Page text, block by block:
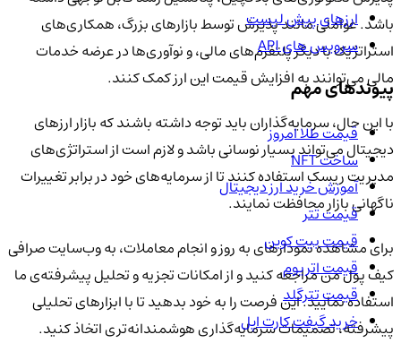
باشد. عواملی مانند پذیرش توسط بازارهای بزرگ، همکاری‌های
استراتژیک با دیگر پلتفرم‌های مالی، و نوآوری‌ها در عرضه خدمات
مالی می‌توانند به افزایش قیمت این ارز کمک کنند.
با این حال، سرمایه‌گذاران باید توجه داشته باشند که بازار ارزهای
دیجیتال می‌تواند بسیار نوسانی باشد و لازم است از استراتژی‌های
مدیریت ریسک استفاده کنند تا از سرمایه‌های خود در برابر تغییرات
ناگهانی بازار محافظت نمایند.
برای مشاهده نمودارهای به روز و انجام معاملات، به وب‌سایت صرافی
کیف پول من مراجعه کنید و از امکانات تجزیه و تحلیل پیشرفته‌ی ما
استفاده نمایید. این فرصت را به خود بدهید تا با ابزارهای تحلیلی
پیشرفته، تصمیمات سرمایه‌گذاری هوشمندانه‌تری اتخاذ کنید.
ارزهای پیش لیست
سرویس های API
پیوندهای مهم
قیمت طلا امروز
ساخت NFT
آموزش خرید ارز دیجیتال
قیمت تتر
قیمت بیت کوین
قیمت اتریوم
قیمت تترگلد
خرید گیفت کارت اپل